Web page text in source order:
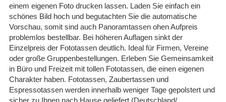
einem eigenen Foto drucken lassen. Laden Sie einfach ein
schönes Bild hoch und begutachten Sie die automatische
Vorschau, somit sind auch Panoramtassen ohen Aufpreis
problemlos bestellbar. Bei höheren Auflagen sinkt der
Einzelpreis der Fototassen deutlich. Ideal für Firmen, Vereine
oder große Gruppenbestellungen. Erleben Sie Gemeinsamkeit
in Büro und Freizeit mit tollen Fototassen, die einen eigenen
Charakter haben. Fototassen, Zaubertassen und
Espressotassen werden innerhalb weniger Tage gepolstert und
sicher zu Ihnen nach Hause geliefert.(Deutschland/